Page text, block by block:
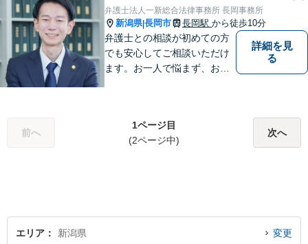
弁護士法人一新総合法律事務所 長岡事務所
新潟県|長岡市 長岡駅 から徒歩10分
弁護士との相談が初めての方
でも安心してご相談いただけ
ます。お一人で悩まず、お気
料】【交通事故被害者の方は
相談料無料（弁護士費用特約
詳細を見
る
前へ
1ページ目
(2ページ中)
次へ
エリア 新潟県 変更